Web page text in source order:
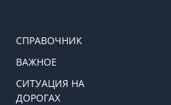
СПРАВОЧНИК
ВАЖНОЕ
СИТУАЦИЯ НА
ДОРОГАХ